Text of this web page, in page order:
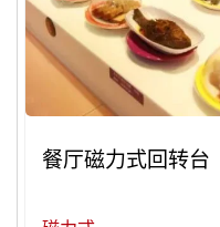
餐厅磁力式回转台